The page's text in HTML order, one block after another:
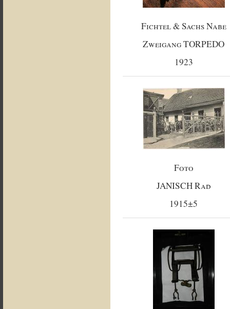
Fichtel & Sachs Nabe
Zweigang TORPEDO
1923
Foto
JANISCH Rad
1915±5